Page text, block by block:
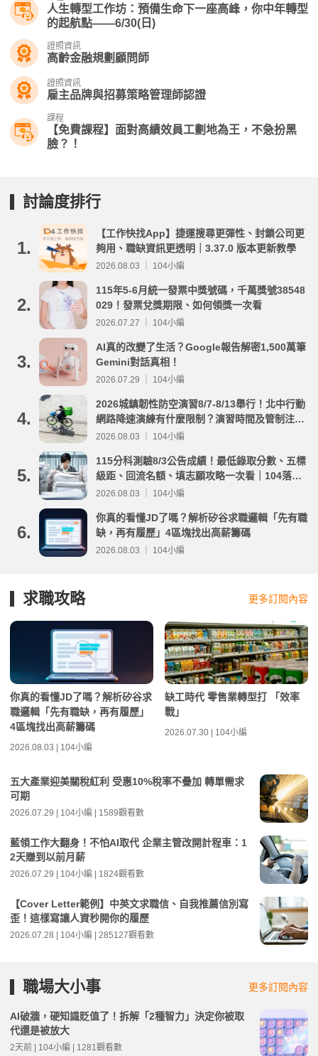
人生轉型工作坊：預備生命下一座高峰，你中年轉型
的起航點——6/30(日)
證照資訊
高齡金融規劃顧問師
證照資訊
雇主品牌與招募策略管理師認證
課程
【免費課程】面對高績效員工劃地為王，不急扮黑
臉？！
討論度排行
1.
【工作快找App】捷運搜尋更彈性、封鎖公司更
夠用、職缺資訊更透明｜3.37.0 版本更新教學
2026.08.03 ｜ 104小編
2.
115年5-6月統一發票中獎號碼，千萬獎號38548
029！發票兌獎期限、如何領獎一次看
2026.07.27 ｜ 104小編
3.
AI真的改變了生活？Google報告解密1,500萬筆
Gemini對話真相！
2026.07.29 ｜ 104小編
4.
2026城鎮韌性防空演習8/7-8/13舉行！北中行動
網路降速演練有什麼限制？演習時間及管制注意
事項整理
2026.08.03 ｜ 104小編
5.
115分科測驗8/3公告成績！最低錄取分數、五標
級距、回流名額、填志願攻略一次看｜104落點
分析
2026.08.03 ｜ 104小編
6.
你真的看懂JD了嗎？解析矽谷求職邏輯「先有職
缺，再有履歷」4區塊找出高薪籌碼
2026.08.03 ｜ 104小編
求職攻略 更多訂閱內容
你真的看懂JD了嗎？解析矽谷求
職邏輯「先有職缺，再有履歷」
4區塊找出高薪籌碼
2026.08.03 | 104小編
缺工時代 零售業轉型打 「效率
戰」
2026.07.30 | 104小編
五大產業迎美關稅紅利 受惠10%稅率不疊加 轉單需求
可期
2026.07.29 | 104小編 | 1589觀看數
藍領工作大翻身！不怕AI取代 企業主管改開計程車：1
2天賺到以前月薪
2026.07.29 | 104小編 | 1824觀看數
【Cover Letter範例】中英文求職信、自我推薦信別寫
歪！這樣寫讓人資秒開你的履歷
2026.07.28 | 104小編 | 285127觀看數
職場大小事 更多訂閱內容
AI破牆，硬知識貶值了！拆解「2種智力」決定你被取
代還是被放大
2天前 | 104小編 | 1281觀看數